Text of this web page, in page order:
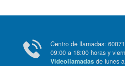
Centro de llamadas:
09:00 a 18:00 horas y
Videollamadas de